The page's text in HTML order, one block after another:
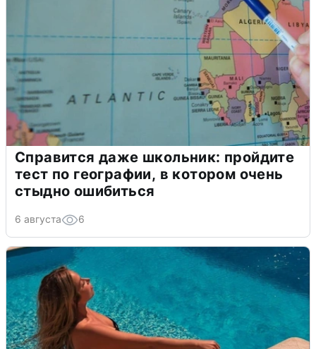
Справится даже школьник: пройдите
тест по географии, в котором очень
стыдно ошибиться
6 августа 6